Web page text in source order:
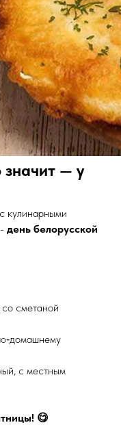
значит — у
кулинарными
день белорусской
сметаной
с местным
😋